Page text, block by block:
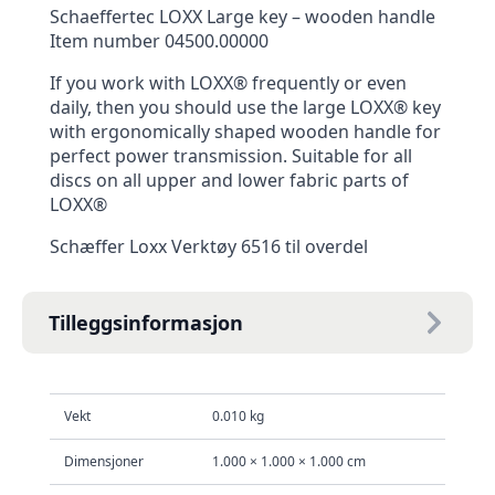
Schaeffertec LOXX Large key – wooden handle
Item number 04500.00000
If you work with LOXX® frequently or even
daily, then you should use the large LOXX® key
with ergonomically shaped wooden handle for
perfect power transmission. Suitable for all
discs on all upper and lower fabric parts of
LOXX®
Schæffer Loxx Verktøy 6516 til overdel
Tilleggsinformasjon
Vekt 0.010 kg
Dimensjoner 1.000 × 1.000 × 1.000 cm